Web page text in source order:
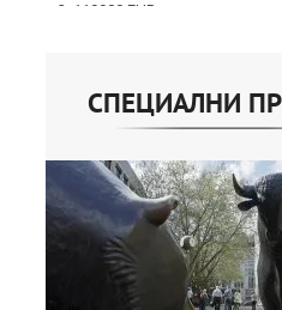
СПЕЦИАЛНИ